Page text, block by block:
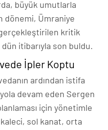
büyük umutlarla
dönemi, Ümraniye
kritik
itibarıyla son buldu.
İpler Koptu
ardından istifa
devam eden Sergen
için yönetimle
sol kanat, orta